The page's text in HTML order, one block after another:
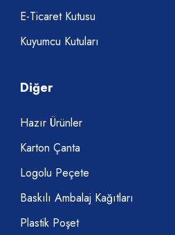
E-Ticaret Kutusu
Kuyumcu Kutuları
Diğer
Hazır Ürünler
Karton Çanta
Logolu Peçete
Baskılı Ambalaj Kağıtları
Plastik Poşet